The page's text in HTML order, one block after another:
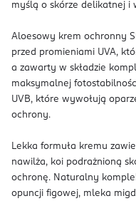
myślą o skórze delikatnej i
Aloesowy krem ochronny
przed promieniami UVA,
a zawarty w składzie
maksymalnej
UVB, które wywołują
ochrony.
Lekka formuła kremu
nawilża, koi podrażnioną
ochronę. Naturalny
opuncji figowej, mleka